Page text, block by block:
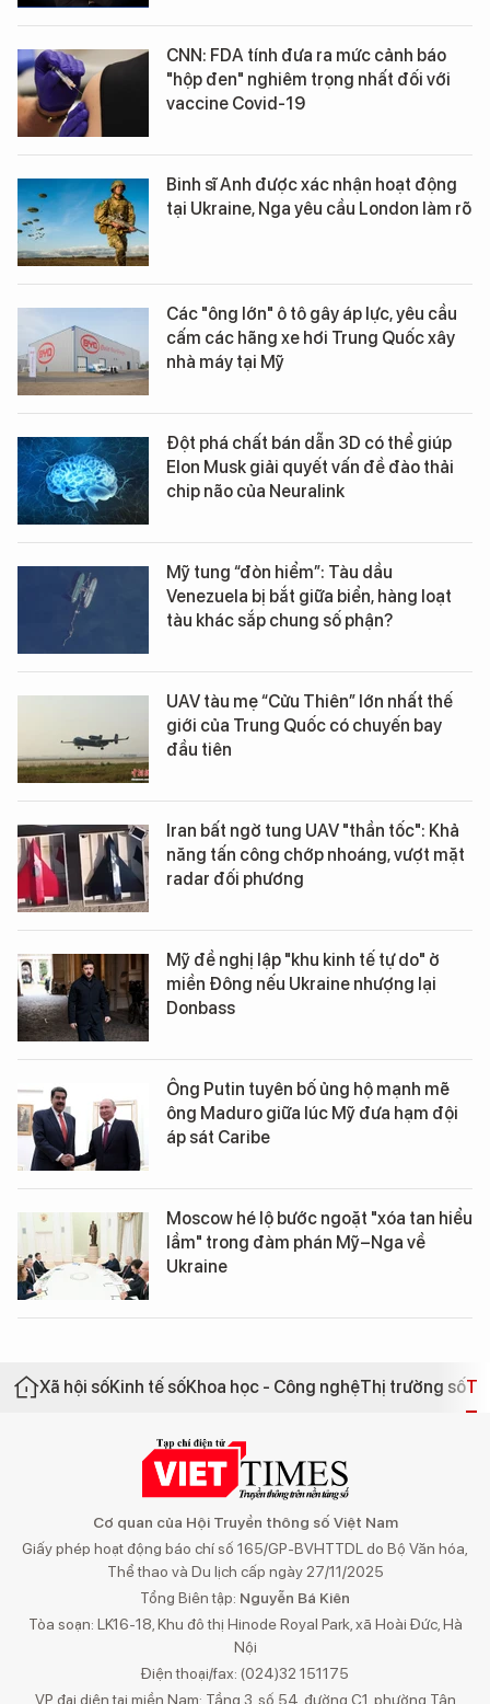
CNN: FDA tính đưa ra mức cảnh báo
"hộp đen" nghiêm trọng nhất đối với
vaccine Covid-19
Binh sĩ Anh được xác nhận hoạt động
tại Ukraine, Nga yêu cầu London làm rõ
Các "ông lớn" ô tô gây áp lực, yêu cầu
cấm các hãng xe hơi Trung Quốc xây
nhà máy tại Mỹ
Đột phá chất bán dẫn 3D có thể giúp
Elon Musk giải quyết vấn đề đào thải
chip não của Neuralink
Mỹ tung “đòn hiểm”: Tàu dầu
Venezuela bị bắt giữa biển, hàng loạt
tàu khác sắp chung số phận?
UAV tàu mẹ “Cửu Thiên” lớn nhất thế
giới của Trung Quốc có chuyến bay
đầu tiên
Iran bất ngờ tung UAV "thần tốc": Khả
năng tấn công chớp nhoáng, vượt mặt
radar đối phương
Mỹ đề nghị lập "khu kinh tế tự do" ở
miền Đông nếu Ukraine nhượng lại
Donbass
Ông Putin tuyên bố ủng hộ mạnh mẽ
ông Maduro giữa lúc Mỹ đưa hạm đội
áp sát Caribe
Moscow hé lộ bước ngoặt "xóa tan hiểu
lầm" trong đàm phán Mỹ–Nga về
Ukraine
Xã hội sốKinh tế sốKhoa học - Công nghệThị trường số
Cơ quan của Hội Truyền thông số Việt Nam
Giấy phép hoạt động báo chí số 165/GP-BVHTTDL do Bộ Văn hóa,
Thể thao và Du lịch cấp ngày 27/11/2025
Tổng Biên tập: Nguyễn Bá Kiên
Tòa soạn: LK16-18, Khu đô thị Hinode Royal Park, xã Hoài Đức, Hà
Nội
Điện thoại/fax: (024)32 151175
VP đại diện tại miền Nam: Tầng 3, số 54, đường C1, phường Tân